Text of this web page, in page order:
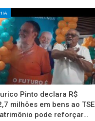
Pinto declara R$
milhões em bens ao TSE
pode reforçar…